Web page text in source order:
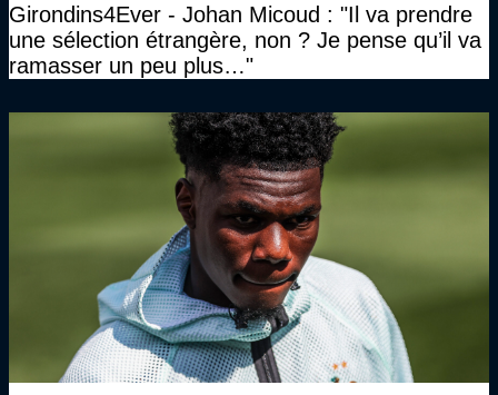
Girondins4Ever - Johan Micoud : "Il va prendre
une sélection étrangère, non ? Je pense qu’il va
ramasser un peu plus…"